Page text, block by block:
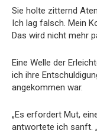
Sie holte zitternd
Ich lag falsch. Mein
Das wird nicht mehr
Eine Welle der
ich ihre
angekommen war.
„Es erfordert Mut,
antwortete ich sanft.